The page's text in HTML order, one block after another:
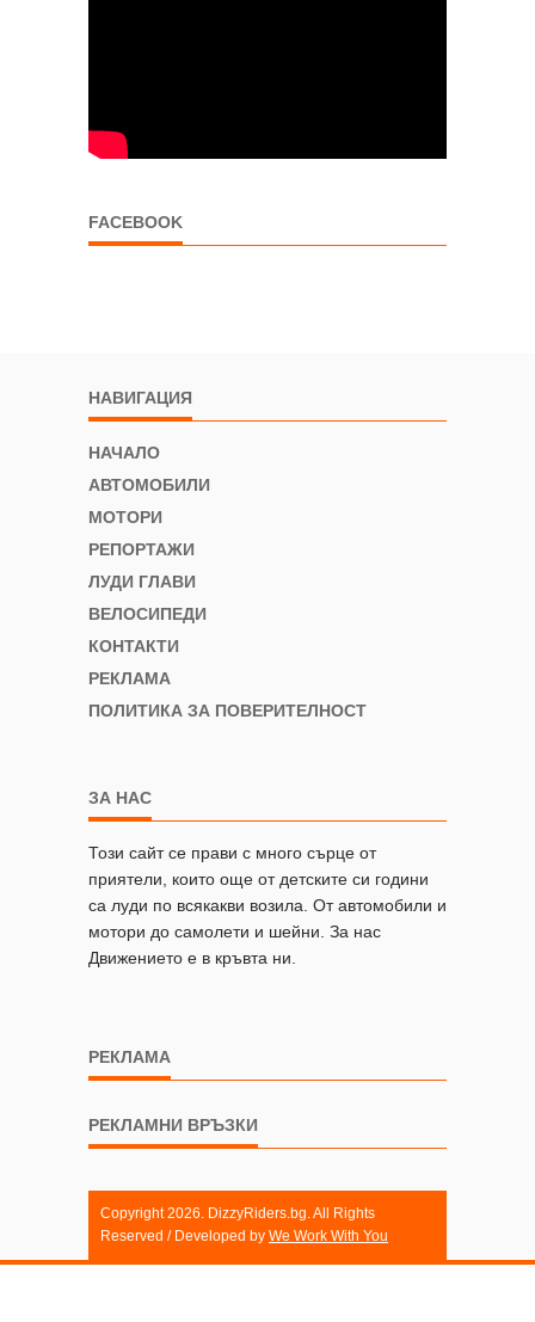
FACEBOOK
НАВИГАЦИЯ
НАЧАЛО
АВТОМОБИЛИ
МОТОРИ
РЕПОРТАЖИ
ЛУДИ ГЛАВИ
ВЕЛОСИПЕДИ
КОНТАКТИ
РЕКЛАМА
ПОЛИТИКА ЗА ПОВЕРИТЕЛНОСТ
ЗА НАС
Този сайт се прави с много сърце от
приятели, които още от детските си години
са луди по всякакви возила. От автомобили и
мотори до самолети и шейни. За нас
Движението е в кръвта ни.
РЕКЛАМА
РЕКЛАМНИ ВРЪЗКИ
Copyright 2026. DizzyRiders.bg. All Rights
Reserved / Developed by We Work With You